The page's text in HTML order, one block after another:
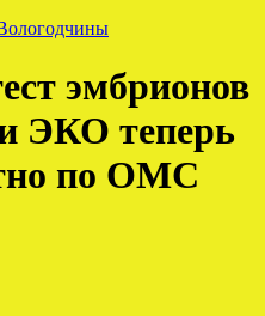
эмбрионов
ЭКО теперь
по ОМС